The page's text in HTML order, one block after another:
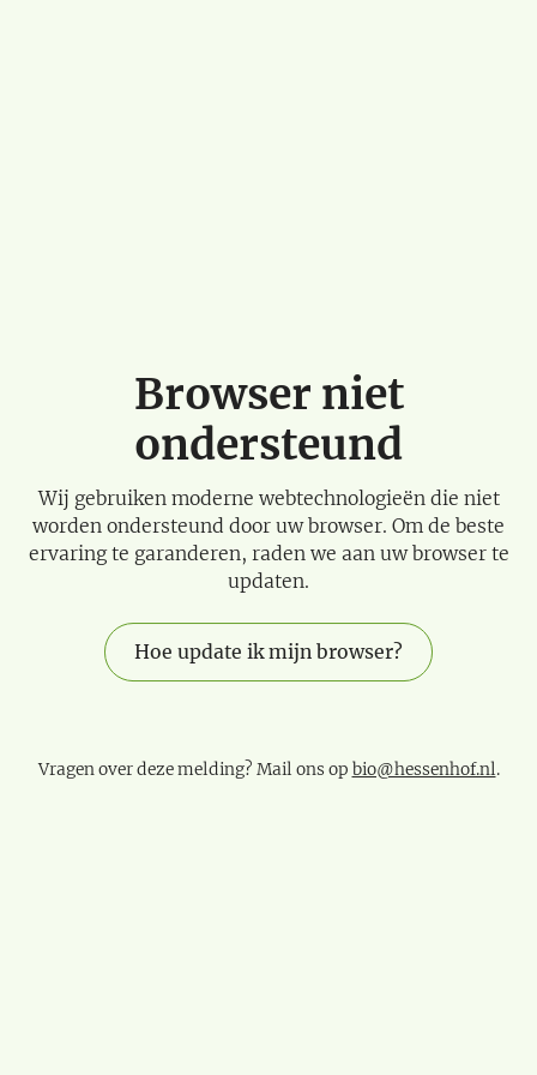
Browser niet
ondersteund
Wij gebruiken moderne webtechnologieën die niet
worden ondersteund door uw browser. Om de beste
ervaring te garanderen, raden we aan uw browser te
updaten.
Hoe update ik mijn browser?
Vragen over deze melding? Mail ons op bio@hessenhof.nl.